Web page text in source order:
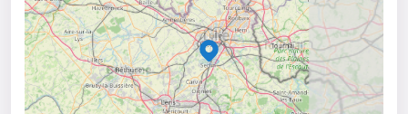
3
4
5
3
2
5
8